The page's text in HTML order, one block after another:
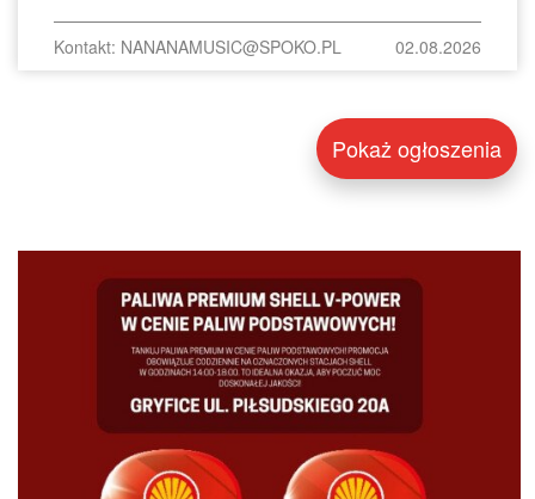
Kontakt: NANANAMUSIC@SPOKO.PL 02.08.2026
Pokaż ogłoszenia